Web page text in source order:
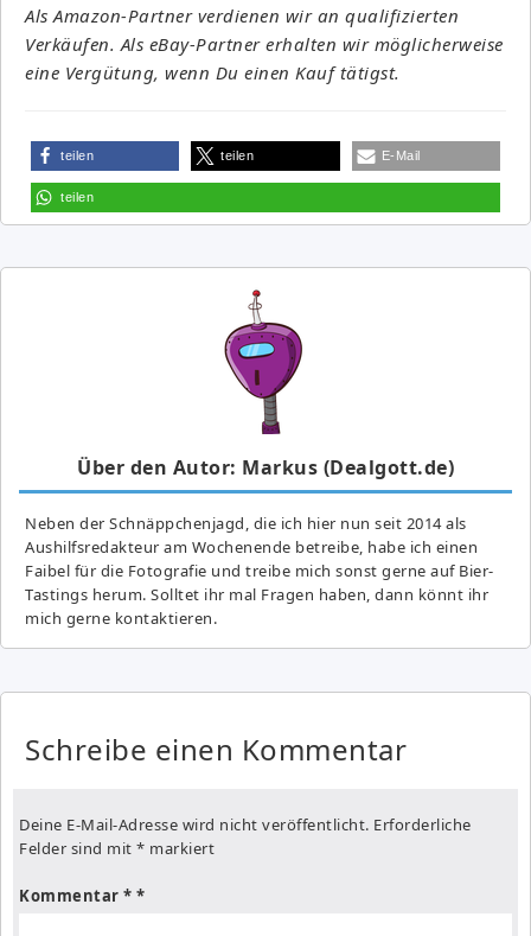
Als Amazon-Partner verdienen wir an qualifizierten
Verkäufen. Als eBay-Partner erhalten wir möglicherweise
eine Vergütung, wenn Du einen Kauf tätigst.
teilen teilen E-Mail
teilen
Über den Autor: Markus (Dealgott.de)
Neben der Schnäppchenjagd, die ich hier nun seit 2014 als
Aushilfsredakteur am Wochenende betreibe, habe ich einen
Faibel für die Fotografie und treibe mich sonst gerne auf Bier-
Tastings herum. Solltet ihr mal Fragen haben, dann könnt ihr
mich gerne kontaktieren.
Schreibe einen Kommentar
Deine E-Mail-Adresse wird nicht veröffentlicht. Erforderliche
Felder sind mit * markiert
Kommentar *